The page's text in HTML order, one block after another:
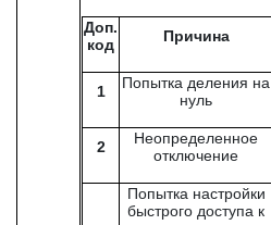
Доп.
код
Причина
1
Попытка деления на
нуль
2
Неопределенное
отключение
Попытка настройки
быстрого доступа к